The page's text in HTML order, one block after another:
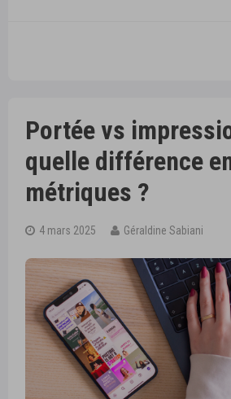
Portée vs
quelle différence
métriques ?
4 mars 2025 Géraldine Sabiani